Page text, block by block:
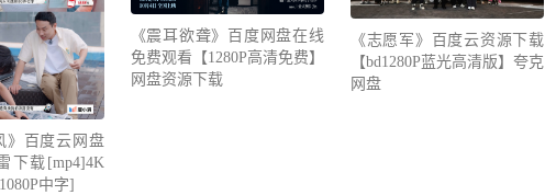
》百度云网盘
下载[mp4]4K
中字]
《震耳欲聋》百度网盘在线
免费观看【1280P高清免费】
网盘资源下载
《志愿军》百度云资源下载
【bd1280P蓝光高清版】夸克
网盘